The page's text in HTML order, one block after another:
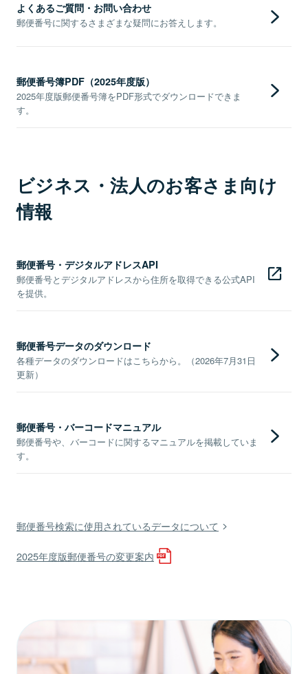
よくあるご質問・お問い合わせ
郵便番号に関するさまざまな疑問にお答えします。
郵便番号簿PDF（2025年度版）
2025年度版郵便番号簿をPDF形式でダウンロードできま
す。
ビジネス・法人のお客さま向け
情報
郵便番号・デジタルアドレスAPI
郵便番号とデジタルアドレスから住所を取得できる公式API
を提供。
郵便番号データのダウンロード
各種データのダウンロードはこちらから。（2026年7月31日
更新）
郵便番号・バーコードマニュアル
郵便番号や、バーコードに関するマニュアルを掲載していま
す。
郵便番号検索に使用されているデータについて
2025年度版郵便番号の変更案内